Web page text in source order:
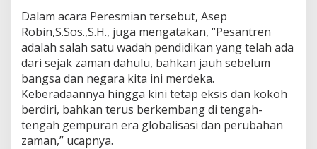
g
Dalam acara Peresmian tersebut, Asep
Robin,S.Sos.,S.H., juga mengatakan, “Pesantren
adalah salah satu wadah pendidikan yang telah ada
dari sejak zaman dahulu, bahkan jauh sebelum
bangsa dan negara kita ini merdeka.
Keberadaannya hingga kini tetap eksis dan kokoh
berdiri, bahkan terus berkembang di tengah-
tengah gempuran era globalisasi dan perubahan
zaman,” ucapnya.